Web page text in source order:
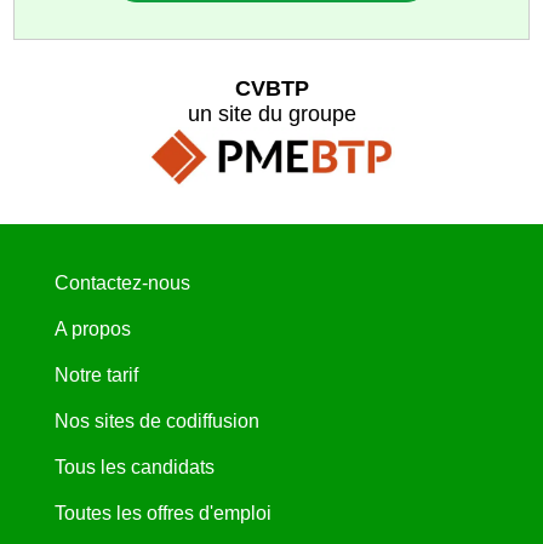
CVBTP
un site du groupe
Contactez-nous
A propos
Notre tarif
Nos sites de codiffusion
Tous les candidats
Toutes les offres d'emploi